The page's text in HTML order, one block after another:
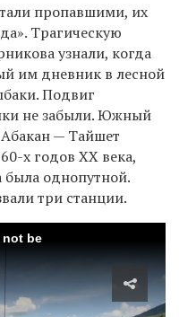
пропавшими, их
Трагическую
узнали, когда
им дневник в лесной
Подвиг
не забыли. Южный
Абакан— Тайшет
х годов XX века,
была однопутной.
три станции.
not be